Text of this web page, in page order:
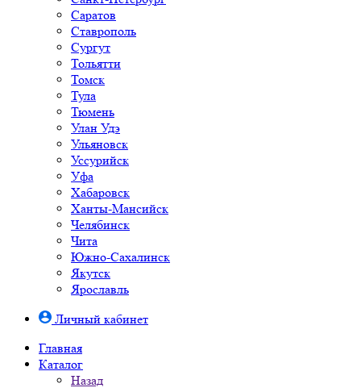
Саратов
Ставрополь
Сургут
Тольятти
Томск
Тула
Тюмень
Улан Удэ
Ульяновск
Уссурийск
Уфа
Хабаровск
Ханты-Мансийск
Челябинск
Чита
Южно-Cахалинск
Якутск
Ярославль
Личный кабинет
Главная
Каталог
Назад